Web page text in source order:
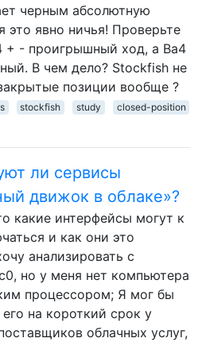
черным абсолютную
это явно ничья! Проверьте
+ - проигрышный ход, а Ba4
В чем дело? Stockfish не
позиции вообще ?
stockfish study closed-position
ли сервисы
движок в облаке»?
какие интерфейсы могут к
и как они это
анализировать с
но у меня нет компьютера
процессором; Я мог бы
на короткий срок у
облачных услуг,